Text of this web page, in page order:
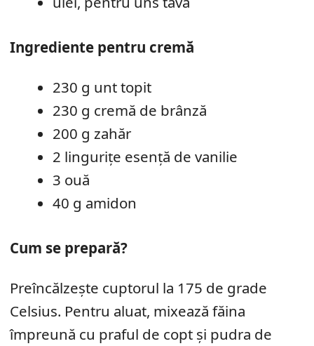
Ingrediente pentru cremă
230 g unt topit
230 g cremă de brânză
200 g zahăr
2 lingurițe esență de vanilie
3 ouă
40 g amidon
Cum se prepară?
Preîncălzește cuptorul la 175 de grade
Celsius. Pentru aluat, mixează făina
împreună cu praful de copt și pudra de